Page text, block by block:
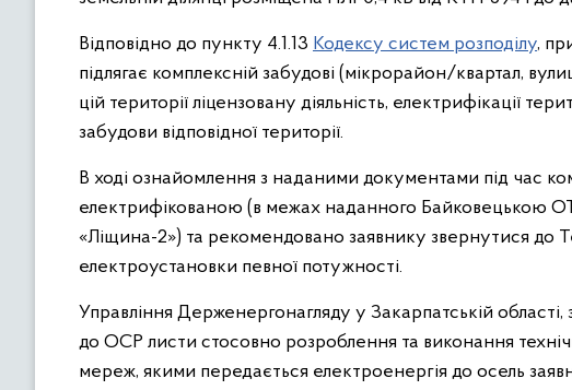
Відповідно до пункту 4.1.13 Кодексу систем розподілу,
підлягає комплексній забудові (мікрорайон/квартал,
цій території ліцензовану діяльність, електрифікації
забудови відповідної території.
В ході ознайомлення з наданими документами під час
електрифікованою (в межах наданного Байковецькою
«Ліщина-2») та рекомендовано заявнику звернутися до
електроустановки певної потужності.
Управління Держенергонагляду у Закарпатській
до ОСР листи стосовно розроблення та виконання
мереж, якими передається електроенергія до осель